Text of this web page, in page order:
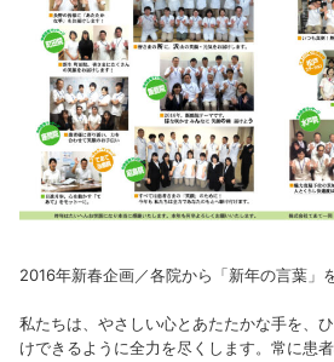
2016年新春企画／各院から「新年の言葉」
私たちは、やさしい心とあたたかな手を、
けできるように全力を尽くします。常に患